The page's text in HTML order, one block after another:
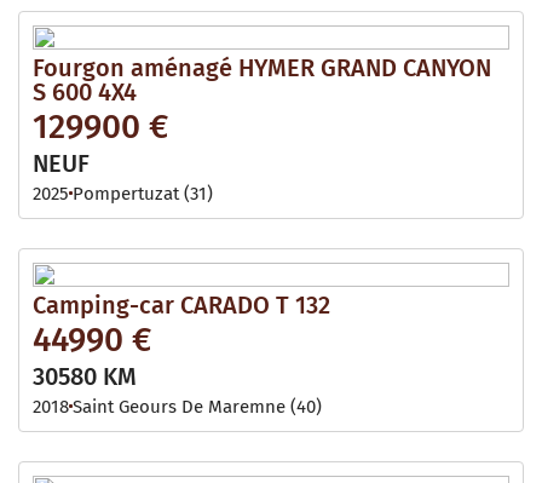
Fourgon aménagé HYMER GRAND CANYON
S 600 4X4
129900 €
NEUF
2025 Pompertuzat (31)
Camping-car CARADO T 132
44990 €
30580 KM
2018Saint Geours De Maremne (40)